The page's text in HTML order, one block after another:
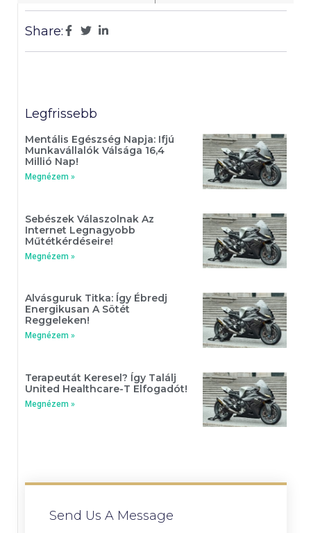
Share:
Legfrissebb
Mentális Egészség Napja: Ifjú
Munkavállalók Válsága 16,4
Millió Nap!
Megnézem »
Sebészek Válaszolnak Az
Internet Legnagyobb
Műtétkérdéseire!
Megnézem »
Alvásguruk Titka: Így Ébredj
Energikusan A Sötét
Reggeleken!
Megnézem »
Terapeutát Keresel? Így Találj
United Healthcare-T Elfogadót!
Megnézem »
Send Us A Message